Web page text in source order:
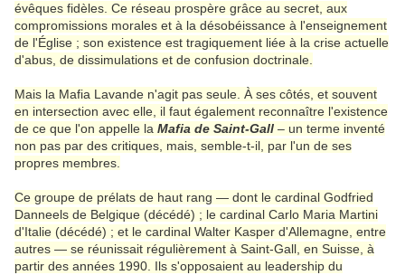
évêques fidèles. Ce réseau prospère grâce au secret, aux
compromissions morales et à la désobéissance à l'enseignement
de l'Église ; son existence est tragiquement liée à la crise actuelle
d'abus, de dissimulations et de confusion doctrinale.
Mais la Mafia Lavande n'agit pas seule. À ses côtés, et souvent
en intersection avec elle, il faut également reconnaître l'existence
de ce que l'on appelle la Mafia de Saint-Gall – un terme inventé
non pas par des critiques, mais, semble-t-il, par l'un de ses
propres membres.
Ce groupe de prélats de haut rang — dont le cardinal Godfried
Danneels de Belgique (décédé) ; le cardinal Carlo Maria Martini
d'Italie (décédé) ; et le cardinal Walter Kasper d'Allemagne, entre
autres — se réunissait régulièrement à Saint-Gall, en Suisse, à
partir des années 1990. Ils s'opposaient au leadership du